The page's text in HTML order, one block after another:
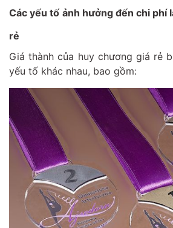
Các yếu tố ảnh hưởng đến chi phí
rẻ
Giá thành của huy chương giá rẻ
yếu tố khác nhau, bao gồm: